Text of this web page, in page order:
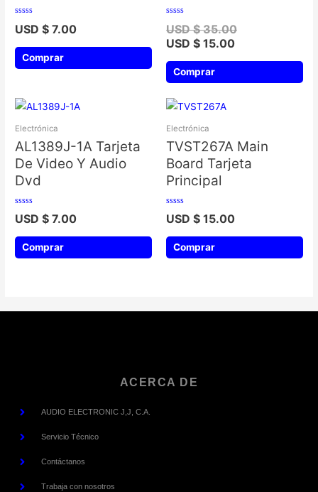
Valorado
con
de
USD $ 7.00
Comprar
Valorado
con
0
de
USD $35.00
USD $ 15.00
Comprar
Electrónica
AL1389J-1A Tarjeta
De Video Y Audio
Dvd
Valorado
con
de
USD $ 7.00
Comprar
Electrónica
TVST267A Main
Board Tarjeta
Principal
Valorado
con
de
USD $ 15.00
Comprar
ACERCA DE
AUDIO ELECTRONIC J,J, C.A.
Servicio Técnico
Contáctanos
Trabaja con nosotros